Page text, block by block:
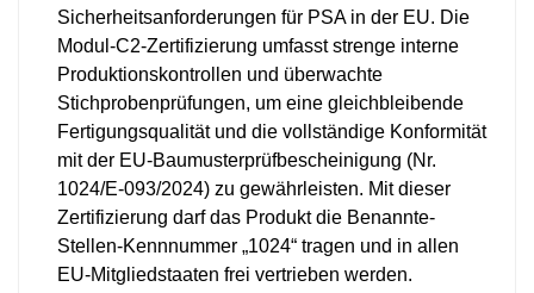
Sicherheitsanforderungen für PSA in der EU. Die
Modul-C2-Zertifizierung umfasst strenge interne
Produktionskontrollen und überwachte
Stichprobenprüfungen, um eine gleichbleibende
Fertigungsqualität und die vollständige Konformität
mit der EU-Baumusterprüfbescheinigung (Nr.
1024/E-093/2024) zu gewährleisten. Mit dieser
Zertifizierung darf das Produkt die Benannte-
Stellen-Kennnummer „1024“ tragen und in allen
EU-Mitgliedstaaten frei vertrieben werden.